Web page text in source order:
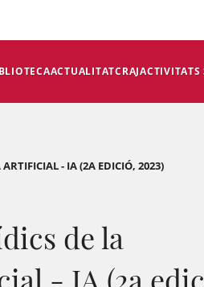
ACTUALITATCRAJACTIVITATS
ARTIFICIAL - IA (2A EDICIÓ, 2023)
de la
- IA (2a